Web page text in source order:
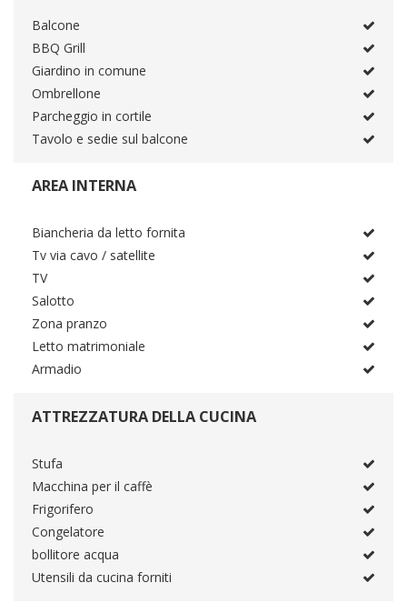
Balcone
BBQ Grill
Giardino in comune
Ombrellone
Parcheggio in cortile
Tavolo e sedie sul balcone
AREA INTERNA
Biancheria da letto fornita
Tv via cavo / satellite
TV
Salotto
Zona pranzo
Letto matrimoniale
Armadio
ATTREZZATURA DELLA CUCINA
Stufa
Macchina per il caffè
Frigorifero
Congelatore
bollitore acqua
Utensili da cucina forniti